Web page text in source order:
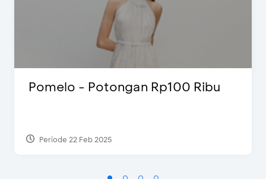
Pomelo - Potongan Rp100 Ribu
Periode 22 Feb 2025